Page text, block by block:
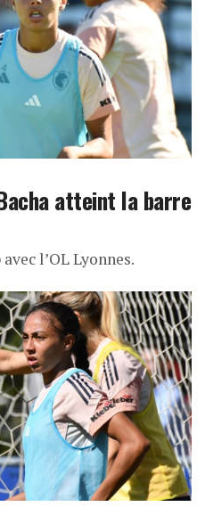
atteint la barre
l’OL Lyonnes.